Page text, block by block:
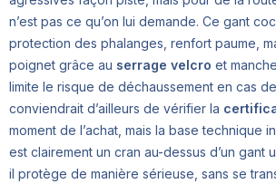
n’est pas ce qu’on lui demande. Ce gant
protection des phalanges, renfort paume,
poignet grâce au serrage velcro et
limite le risque de déchaussement en cas de
conviendrait d’ailleurs de vérifier la
moment de l’achat, mais la base technique
est clairement un cran au-dessus d’un gant
il protège de manière sérieuse, sans se